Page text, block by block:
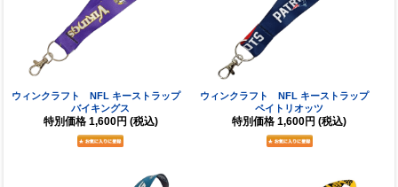
ウィンクラフト NFL キーストラップ
バイキングス
特別価格 1,600円 (税込)
ウィンクラフト NFL キーストラップ
ペイトリオッツ
特別価格 1,600円 (税込)